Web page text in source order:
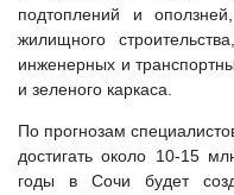
подтоплений и
жилищного
инженерных и
и зеленого каркаса.
По прогнозам
достигать около 10-15
годы в Сочи будет